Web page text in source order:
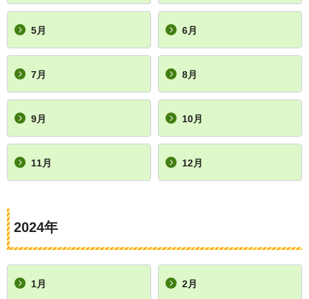
5月 6月
7月 8月
9月 10月
11月 12月
2024年
1月 2月